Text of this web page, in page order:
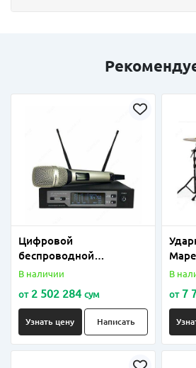
Цифровой
беспроводной
приемник Sennhesier
В наличии
от2 502 284 сум
Узнать цену Написать
В
от7